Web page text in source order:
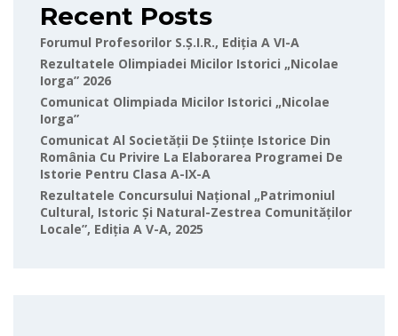
Recent Posts
Forumul Profesorilor S.Ș.I.R., Ediția A VI-A
Rezultatele Olimpiadei Micilor Istorici „Nicolae
Iorga” 2026
Comunicat Olimpiada Micilor Istorici „Nicolae
Iorga”
Comunicat Al Societății De Științe Istorice Din
România Cu Privire La Elaborarea Programei De
Istorie Pentru Clasa A-IX-A
Rezultatele Concursului Național „Patrimoniul
Cultural, Istoric Și Natural-Zestrea Comunităților
Locale”, Ediția A V-A, 2025